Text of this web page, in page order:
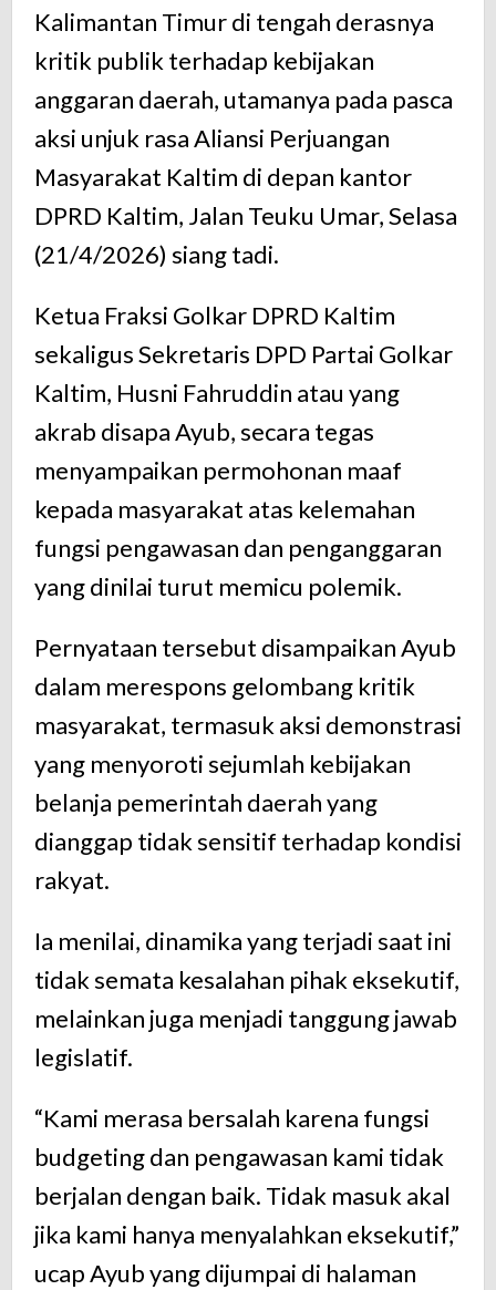
Kalimantan Timur di tengah derasnya
kritik publik terhadap kebijakan
anggaran daerah, utamanya pada pasca
aksi unjuk rasa Aliansi Perjuangan
Masyarakat Kaltim di depan kantor
DPRD Kaltim, Jalan Teuku Umar, Selasa
(21/4/2026) siang tadi.
Ketua Fraksi Golkar DPRD Kaltim
sekaligus Sekretaris DPD Partai Golkar
Kaltim, Husni Fahruddin atau yang
akrab disapa Ayub, secara tegas
menyampaikan permohonan maaf
kepada masyarakat atas kelemahan
fungsi pengawasan dan penganggaran
yang dinilai turut memicu polemik.
Pernyataan tersebut disampaikan Ayub
dalam merespons gelombang kritik
masyarakat, termasuk aksi demonstrasi
yang menyoroti sejumlah kebijakan
belanja pemerintah daerah yang
dianggap tidak sensitif terhadap kondisi
rakyat.
Ia menilai, dinamika yang terjadi saat ini
tidak semata kesalahan pihak eksekutif,
melainkan juga menjadi tanggung jawab
legislatif.
“Kami merasa bersalah karena fungsi
budgeting dan pengawasan kami tidak
berjalan dengan baik. Tidak masuk akal
jika kami hanya menyalahkan eksekutif,”
ucap Ayub yang dijumpai di halaman